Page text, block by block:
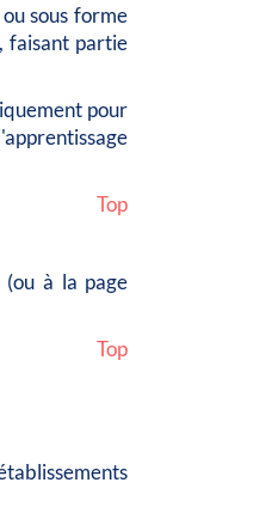
sous forme
faisant partie
pour
Top
(ou à la page
Top